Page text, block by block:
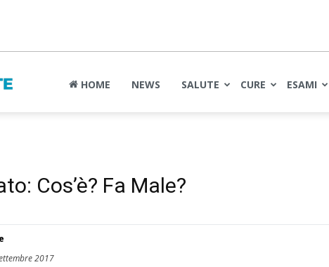
Salutarmente HOME NEWS SALUTE CURE ESAMI
Cos’è? Fa Male?
2017